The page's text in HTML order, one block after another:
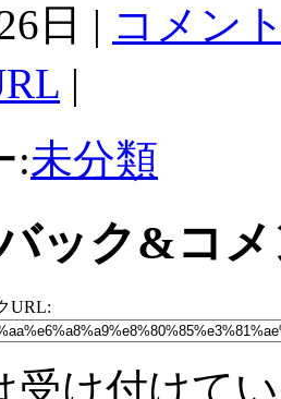
日 | コメン
|
:未分類
ック&コ
URL:
受け付けて